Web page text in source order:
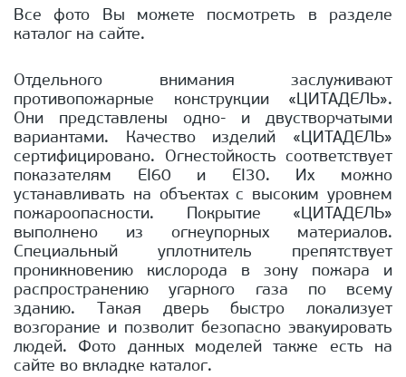
Все фото Вы можете посмотреть в разделе
каталог на сайте.
Отдельного внимания заслуживают
противопожарные конструкции «ЦИТАДЕЛЬ».
Они представлены одно- и двустворчатыми
вариантами. Качество изделий «ЦИТАДЕЛЬ»
сертифицировано. Огнестойкость соответствует
показателям ЕI60 и EI30. Их можно
устанавливать на объектах с высоким уровнем
пожароопасности. Покрытие «ЦИТАДЕЛЬ»
выполнено из огнеупорных материалов.
Специальный уплотнитель препятствует
проникновению кислорода в зону пожара и
распространению угарного газа по всему
зданию. Такая дверь быстро локализует
возгорание и позволит безопасно эвакуировать
людей. Фото данных моделей также есть на
сайте во вкладке каталог.